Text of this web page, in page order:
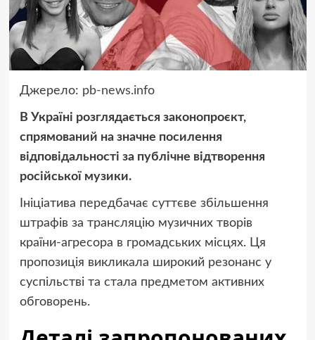
Джерело: pb-news.info
В Україні розглядається законопроєкт,
спрямований на значне посилення
відповідальності за публічне відтворення
російської музики.
Ініціатива передбачає суттєве збільшення
штрафів за трансляцію музичних творів
країни-агресора в громадських місцях. Ця
пропозиція викликала широкий резонанс у
суспільстві та стала предметом активних
обговорень.